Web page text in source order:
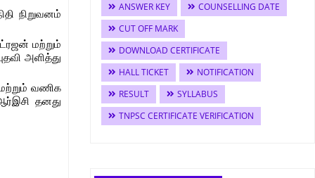
நிறுவனம்
மற்றும்
அளித்து
வணிக
தனது
ANSWER KEY
COUNSELLING DATE
CUT OFF MARK
DOWNLOAD CERTIFICATE
HALL TICKET
NOTIFICATION
RESULT
SYLLABUS
TNPSC CERTIFICATE VERIFICATION